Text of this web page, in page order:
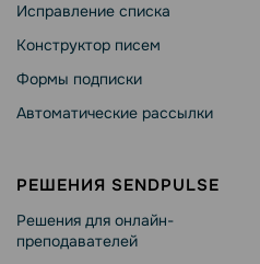
Исправление списка
Конструктор писем
Формы подписки
Автоматические рассылки
РЕШЕНИЯ SENDPULSE
Решения для онлайн-
преподавателей